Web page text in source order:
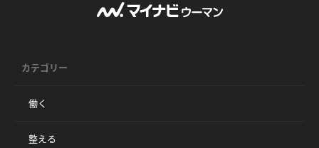
カテゴリー
働く
整える